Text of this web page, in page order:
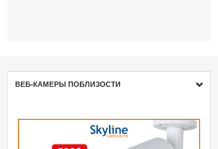
ВЕБ-КАМЕРЫ ПОБЛИЗОСТИ